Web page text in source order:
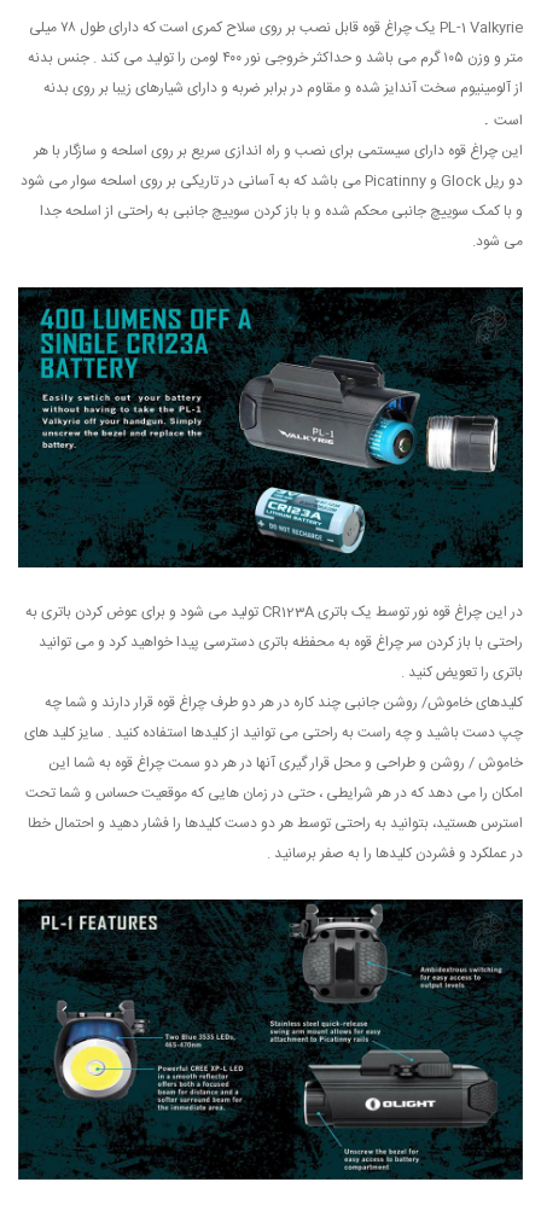
PL-1 Valkyrie یک چراغ قوه قابل نصب بر روی سلاح کمری است که دارای طول ۷۸ میلی
متر و وزن ۱۰۵ گرم می باشد و حداکثر خروجی نور ۴۰۰ لومن را تولید می کند . جنس بدنه
از آلومینیوم سخت آندایز شده و مقاوم در برابر ضربه و دارای شیارهای زیبا بر روی بدنه
است
این چراغ قوه دارای سیستمی برای نصب و راه اندازی سریع بر روی اسلحه و سازگار با هر
دو ریل Glock و Picatinny می باشد که به آسانی در تاریکی بر روی اسلحه سوار می شود
و با کمک سوییچ جانبی محکم شده و با باز کردن سوییچ جانبی به راحتی از اسلحه جدا
می شود.
در این چراغ قوه نور توسط یک باتری CR123A تولید می شود و برای عوض کردن باتری به
راحتی با باز کردن سر چراغ قوه به محفظه باتری دسترسی پیدا خواهید کرد و می توانید
باتری را تعویض کنید .
کلیدهای خاموش/ روشن جانبی چند کاره در هر دو طرف چراغ قوه قرار دارند و شما چه
چپ دست باشید و چه راست به راحتی می توانید از کلیدها استفاده کنید . سایز کلید های
خاموش / روشن و طراحی و محل قرار گیری آنها در هر دو سمت چراغ قوه به شما این
امکان را می دهد که در هر شرایطی ، حتی در زمان هایی که موقعیت حساس و شما تحت
استرس هستید، بتوانید به راحتی توسط هر دو دست کلیدها را فشار دهید و احتمال خطا
در عملکرد و فشردن کلیدها را به صفر برسانید .